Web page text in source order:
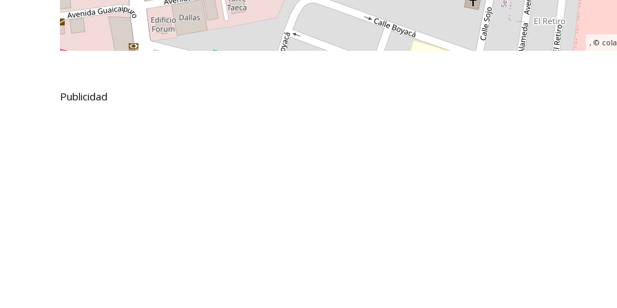
, ©
Publicidad